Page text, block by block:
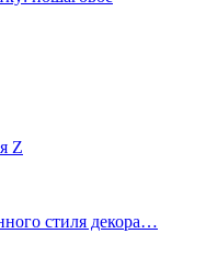
Z
стиля декора…